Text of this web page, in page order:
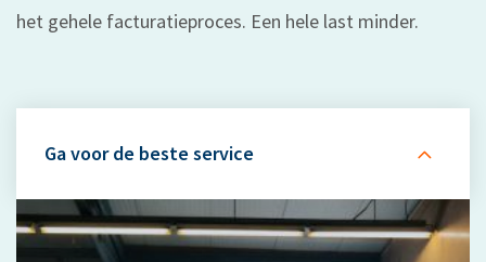
het gehele facturatieproces. Een hele last minder.
Ga voor de beste service